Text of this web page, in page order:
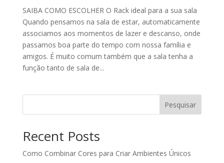
SAIBA COMO ESCOLHER O Rack ideal para a sua sala
Quando pensamos na sala de estar, automaticamente
associamos aos momentos de lazer e descanso, onde
passamos boa parte do tempo com nossa família e
amigos. É muito comum também que a sala tenha a
função tanto de sala de...
Pesquisar
Recent Posts
Como Combinar Cores para Criar Ambientes Únicos